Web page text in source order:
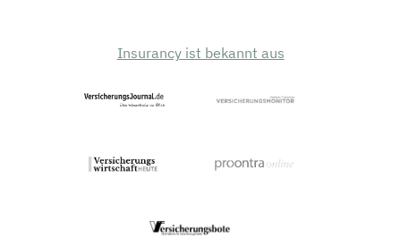
Insurancy ist bekannt aus